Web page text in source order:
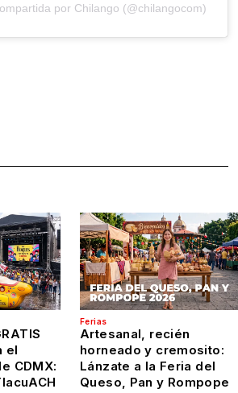
por Chilango (@chilangocom)
el
CDMX:
Ferias
Artesanal, recién
horneado y cremosito:
Lánzate a la Feria del
Queso, Pan y Rompope